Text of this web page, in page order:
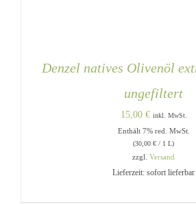
Denzel natives Olivenöl
ungefiltert
15,00 € inkl. MwSt.
Enthält 7% red. MwSt.
(30,00 € / 1 L)
zzgl. Versand
Lieferzeit: sofort lieferbar